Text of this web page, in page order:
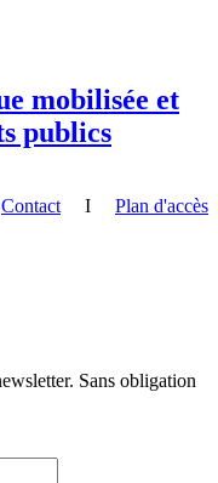
mobilisée et
publics
Contact I Plan d'accès
Sans obligation